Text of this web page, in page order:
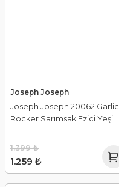
Joseph Joseph
Joseph Joseph 20062 Garlic
Rocker Sarımsak Ezici Yeşil
1.259 ₺
1.399 ₺